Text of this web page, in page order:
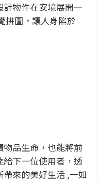
計物件在安境展開一
拼圖，讓人身陷於
品生命，也能將前
下一位使用者，透
來的美好生活 ,一如